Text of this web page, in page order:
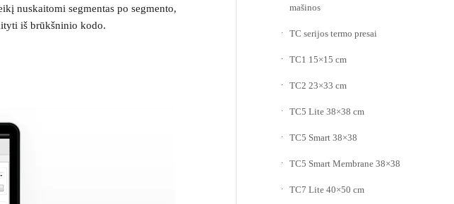
nuskaitomi segmentas po segmento,
iš brūkšninio kodo.
mašinos
TC serijos termo presai
TC1 15×15 cm
TC2 23×33 cm
TC5 Lite 38×38 cm
TC5 Smart 38×38
TC5 Smart Membrane 38×38
TC7 Lite 40×50 cm